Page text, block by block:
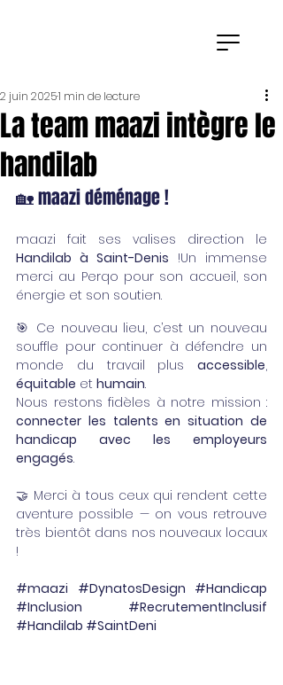
La team maazi intègre le
handilab
2 juin 20251 min de lecture
🏡 maazi déménage !
Handilab à Saint-Denis !Un immense
merci au Perqo pour son accueil, son
énergie et son soutien.
🎯 Ce nouveau lieu, c’est un nouveau
souffle pour continuer à défendre un
monde du travail plus accessible
équitable et humain.
connecter les talents en situation de
handicap avec les employeurs
engagés.
🤝 Merci à tous ceux qui rendent cette
aventure possible — on vous retrouve
très bientôt dans nos nouveaux locaux
!
#maazi #DynatosDesign #Handicap
#Inclusion
#RecrutementInclusif
#Handilab #SaintDeni